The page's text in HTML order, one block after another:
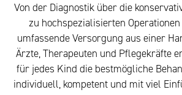
Von der Diagnostik über die
zu hochspezialisierten
umfassende Versorgung aus einer
Ärzte, Therapeuten und Pflegekräfte
für jedes Kind die bestmögliche
individuell, kompetent und mit viel